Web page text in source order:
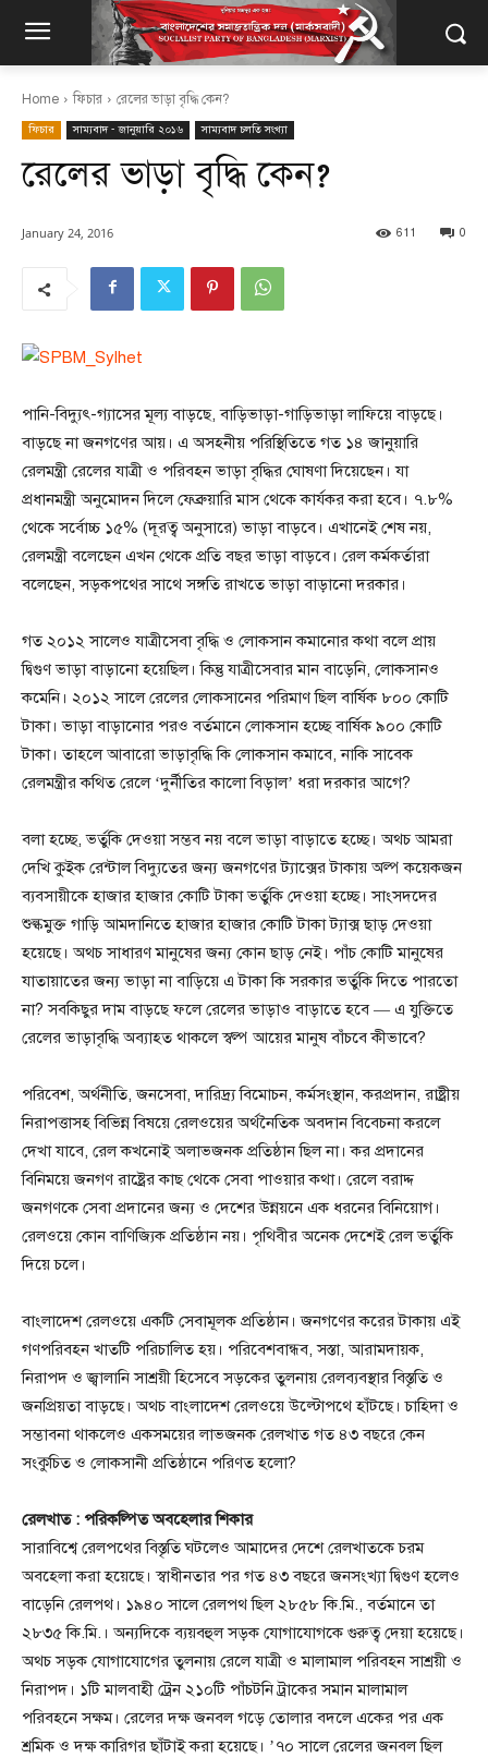
Home ফিচার রেলের ভাড়া বৃদ্ধি কেন?
ফিচার সাম্যবাদ - জানুয়ারি ২০১৬ সাম্যবাদ চলতি সংখ্যা
রেলের ভাড়া বৃদ্ধি কেন?
January 24, 2016 0
611
পানি-বিদ্যুৎ-গ্যাসের মূল্য বাড়ছে, বাড়িভাড়া-গাড়িভাড়া লাফিয়ে বাড়ছে।
বাড়ছে না জনগণের আয়। এ অসহনীয় পরিস্থিতিতে গত ১৪ জানুয়ারি
রেলমন্ত্রী রেলের যাত্রী ও পরিবহন ভাড়া বৃদ্ধির ঘোষণা দিয়েছেন। যা
প্রধানমন্ত্রী অনুমোদন দিলে ফেব্রুয়ারি মাস থেকে কার্যকর করা হবে। ৭.৮%
থেকে সর্বোচ্চ ১৫% (দূরত্ব অনুসারে) ভাড়া বাড়বে। এখানেই শেষ নয়,
রেলমন্ত্রী বলেছেন এখন থেকে প্রতি বছর ভাড়া বাড়বে। রেল কর্মকর্তারা
বলেছেন, সড়কপথের সাথে সঙ্গতি রাখতে ভাড়া বাড়ানো দরকার।
গত ২০১২ সালেও যাত্রীসেবা বৃদ্ধি ও লোকসান কমানোর কথা বলে প্রায়
দ্বিগুণ ভাড়া বাড়ানো হয়েছিল। কিন্তু যাত্রীসেবার মান বাড়েনি, লোকসানও
কমেনি। ২০১২ সালে রেলের লোকসানের পরিমাণ ছিল বার্ষিক ৮০০ কোটি
টাকা। ভাড়া বাড়ানোর পরও বর্তমানে লোকসান হচ্ছে বার্ষিক ৯০০ কোটি
টাকা। তাহলে আবারো ভাড়াবৃদ্ধি কি লোকসান কমাবে, নাকি সাবেক
রেলমন্ত্রীর কথিত রেলে ‘দুর্নীতির কালো বিড়াল’ ধরা দরকার আগে?
বলা হচ্ছে, ভর্তুকি দেওয়া সম্ভব নয় বলে ভাড়া বাড়াতে হচ্ছে। অথচ আমরা
দেখি কুইক রেন্টাল বিদ্যুতের জন্য জনগণের ট্যাক্সের টাকায় অল্প কয়েকজন
ব্যবসায়ীকে হাজার হাজার কোটি টাকা ভর্তুকি দেওয়া হচ্ছে। সাংসদদের
শুল্কমুক্ত গাড়ি আমদানিতে হাজার হাজার কোটি টাকা ট্যাক্স ছাড় দেওয়া
হয়েছে। অথচ সাধারণ মানুষের জন্য কোন ছাড় নেই। পাঁচ কোটি মানুষের
যাতায়াতের জন্য ভাড়া না বাড়িয়ে এ টাকা কি সরকার ভর্তুকি দিতে পারতো
না? সবকিছুর দাম বাড়ছে ফলে রেলের ভাড়াও বাড়াতে হবে — এ যুক্তিতে
রেলের ভাড়াবৃদ্ধি অব্যাহত থাকলে স্বল্প আয়ের মানুষ বাঁচবে কীভাবে?
পরিবেশ, অর্থনীতি, জনসেবা, দারিদ্র্য বিমোচন, কর্মসংস্থান, করপ্রদান, রাষ্ট্রীয়
নিরাপত্তাসহ বিভিন্ন বিষয়ে রেলওয়ের অর্থনৈতিক অবদান বিবেচনা করলে
দেখা যাবে, রেল কখনোই অলাভজনক প্রতিষ্ঠান ছিল না। কর প্রদানের
বিনিময়ে জনগণ রাষ্ট্রের কাছ থেকে সেবা পাওয়ার কথা। রেলে বরাদ্দ
জনগণকে সেবা প্রদানের জন্য ও দেশের উন্নয়নে এক ধরনের বিনিয়োগ।
রেলওয়ে কোন বাণিজ্যিক প্রতিষ্ঠান নয়। পৃথিবীর অনেক দেশেই রেল ভর্তুকি
দিয়ে চলে।
বাংলাদেশ রেলওয়ে একটি সেবামূলক প্রতিষ্ঠান। জনগণের করের টাকায় এই
গণপরিবহন খাতটি পরিচালিত হয়। পরিবেশবান্ধব, সস্তা, আরামদায়ক,
নিরাপদ ও জ্বালানি সাশ্রয়ী হিসেবে সড়কের তুলনায় রেলব্যবস্থার বিস্তৃতি ও
জনপ্রিয়তা বাড়ছে। অথচ বাংলাদেশ রেলওয়ে উল্টোপথে হাঁটছে। চাহিদা ও
সম্ভাবনা থাকলেও একসময়ের লাভজনক রেলখাত গত ৪৩ বছরে কেন
সংকুচিত ও লোকসানী প্রতিষ্ঠানে পরিণত হলো?
রেলখাত : পরিকল্পিত অবহেলার শিকার
সারাবিশ্বে রেলপথের বিস্তৃতি ঘটলেও আমাদের দেশে রেলখাতকে চরম
অবহেলা করা হয়েছে। স্বাধীনতার পর গত ৪৩ বছরে জনসংখ্যা দ্বিগুণ হলেও
বাড়েনি রেলপথ। ১৯৪০ সালে রেলপথ ছিল ২৮৫৮ কি.মি., বর্তমানে তা
২৮৩৫ কি.মি.। অন্যদিকে ব্যয়বহুল সড়ক যোগাযোগকে গুরুত্ব দেয়া হয়েছে।
অথচ সড়ক যোগাযোগের তুলনায় রেলে যাত্রী ও মালামাল পরিবহন সাশ্রয়ী ও
নিরাপদ। ১টি মালবাহী ট্রেন ২১০টি পাঁচটনি ট্রাকের সমান মালামাল
পরিবহনে সক্ষম। রেলের দক্ষ জনবল গড়ে তোলার বদলে একের পর এক
শ্রমিক ও দক্ষ কারিগর ছাঁটাই করা হয়েছে। ’৭০ সালে রেলের জনবল ছিল